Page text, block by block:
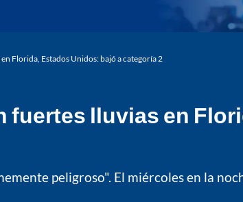
Florida, Estados Unidos: bajó a categoría 2
fuertes lluvias en
peligroso". El miércoles en la